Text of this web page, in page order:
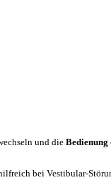
und dieBedienung
bei Vestibular-